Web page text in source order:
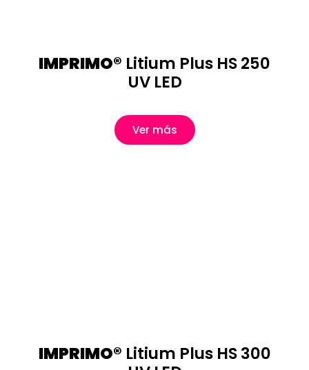
IMPRIMO® Litium Plus HS 250
UV LED
Ver más
IMPRIMO® Litium Plus HS 300